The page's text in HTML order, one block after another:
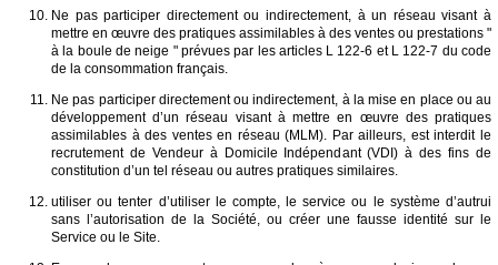
Ne pas participer directement ou indirectement, à un réseau visant à
mettre en œuvre des pratiques assimilables à des ventes ou prestations "
à la boule de neige " prévues par les articles L 122-6 et L 122-7 du code
de la consommation français.
Ne pas participer directement ou indirectement, à la mise en place ou au
développement d’un réseau visant à mettre en œuvre des pratiques
assimilables à des ventes en réseau (MLM). Par ailleurs, est interdit le
recrutement de Vendeur à Domicile Indépendant (VDI) à des fins de
constitution d’un tel réseau ou autres pratiques similaires.
utiliser ou tenter d’utiliser le compte, le service ou le système d’autrui
sans l’autorisation de la Société, ou créer une fausse identité sur le
Service ou le Site.